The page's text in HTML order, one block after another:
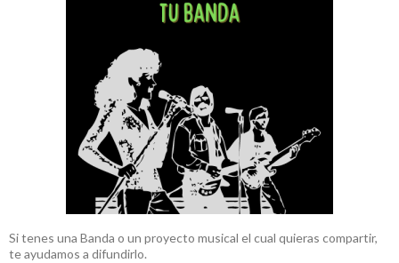
Si tenes una Banda o un proyecto musical el cual quieras compartir,
te ayudamos a difundirlo.